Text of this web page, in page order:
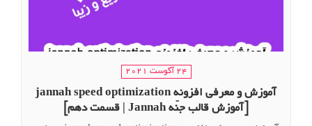
24 آگوست 2021
آموزش و معرفی افزونه jannah speed optimization
[آموزش قالب جنّه Jannah | قسمت دهم]